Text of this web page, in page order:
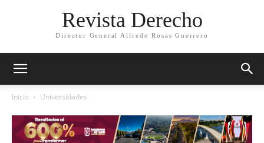
Revista Derecho
Director General Alfredo Rosas Guerrero
Inicio Universidades